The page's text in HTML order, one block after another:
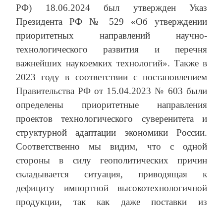
РФ) 18.06.2024 был утвержден Указ
Президента РФ № 529 «Об утверждении
приоритетных направлений научно-
технологического развития и перечня
важнейших наукоемких технологий». Также в
2023 году в соответствии с постановлением
Правительства РФ от 15.04.2023 № 603 были
определены приоритетные направления
проектов технологического суверенитета и
структурной адаптации экономики России.
Соответственно мы видим, что с одной
стороны в силу геополитических причин
складывается ситуация, приводящая к
дефициту импортной высокотехнологичной
продукции, так как даже поставки из